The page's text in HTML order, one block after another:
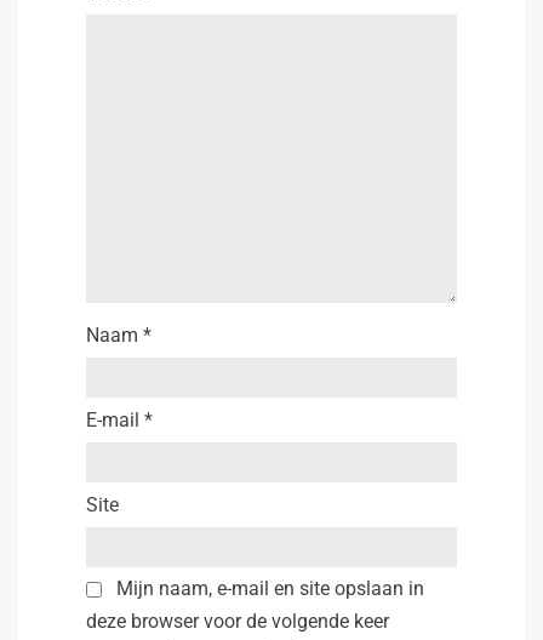
Naam *
E-mail *
Site
Mijn naam, e-mail en site opslaan in
deze browser voor de volgende keer